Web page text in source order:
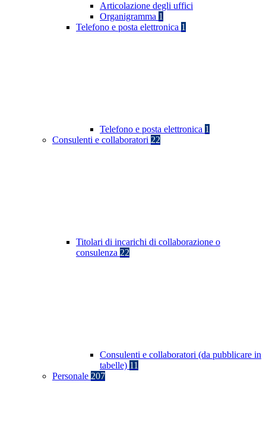
Articolazione degli uffici
Organigramma 1
Telefono e posta elettronica 1
Telefono e posta elettronica 1
Consulenti e collaboratori 22
Titolari di incarichi di collaborazione o
consulenza 22
Consulenti e collaboratori (da pubblicare in
tabelle) 11
Personale 207